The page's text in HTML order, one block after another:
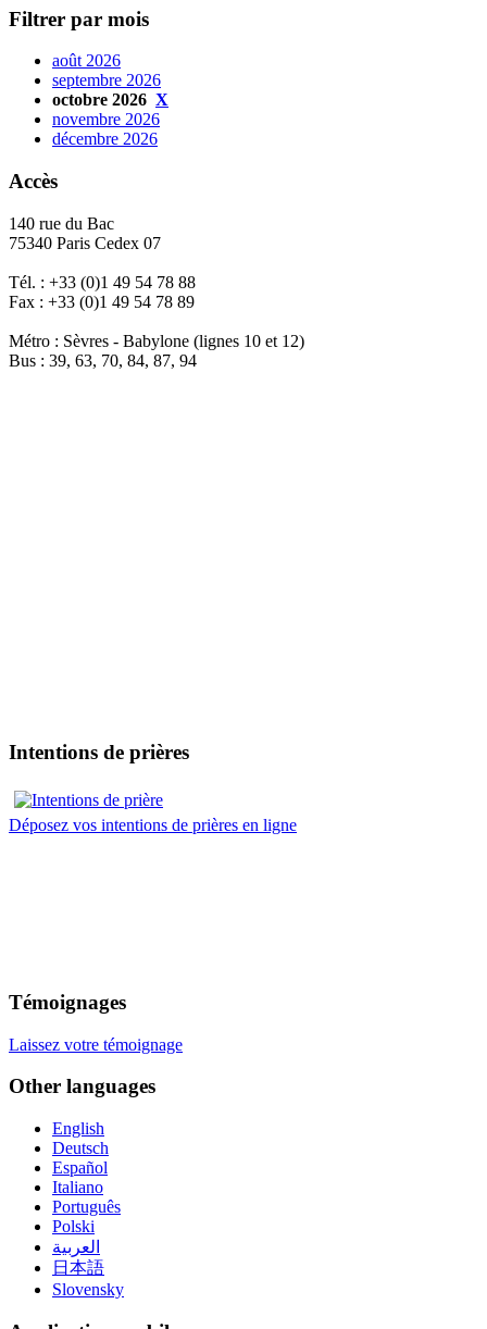
Filtrer par mois
août 2026
septembre 2026
octobre 2026 X
novembre 2026
décembre 2026
Accès
140 rue du Bac
75340 Paris Cedex 07
Tél. : +33 (0)1 49 54 78 88
Fax : +33 (0)1 49 54 78 89
Métro : Sèvres - Babylone (lignes 10 et 12)
Bus : 39, 63, 70, 84, 87, 94
Intentions de prières
Déposez vos intentions de prières en ligne
Témoignages
Laissez votre témoignage
Other languages
English
Deutsch
Español
Italiano
Português
Polski
العربية
日本語
Slovensky